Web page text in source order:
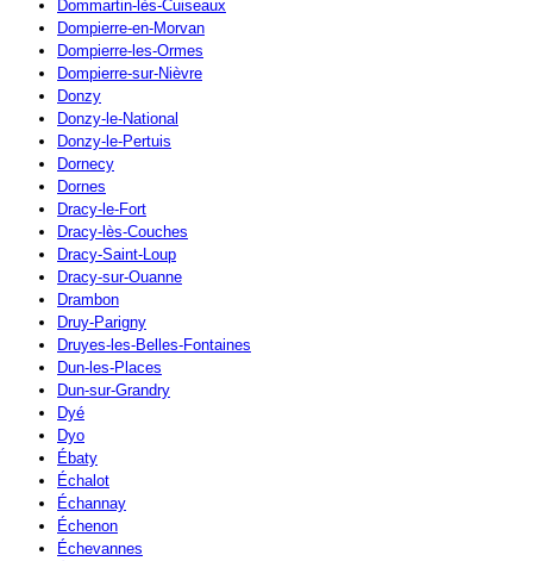
Dommartin-lès-Cuiseaux
Dompierre-en-Morvan
Dompierre-les-Ormes
Dompierre-sur-Nièvre
Donzy
Donzy-le-National
Donzy-le-Pertuis
Dornecy
Dornes
Dracy-le-Fort
Dracy-lès-Couches
Dracy-Saint-Loup
Dracy-sur-Ouanne
Drambon
Druy-Parigny
Druyes-les-Belles-Fontaines
Dun-les-Places
Dun-sur-Grandry
Dyé
Dyo
Ébaty
Échalot
Échannay
Échenon
Échevannes